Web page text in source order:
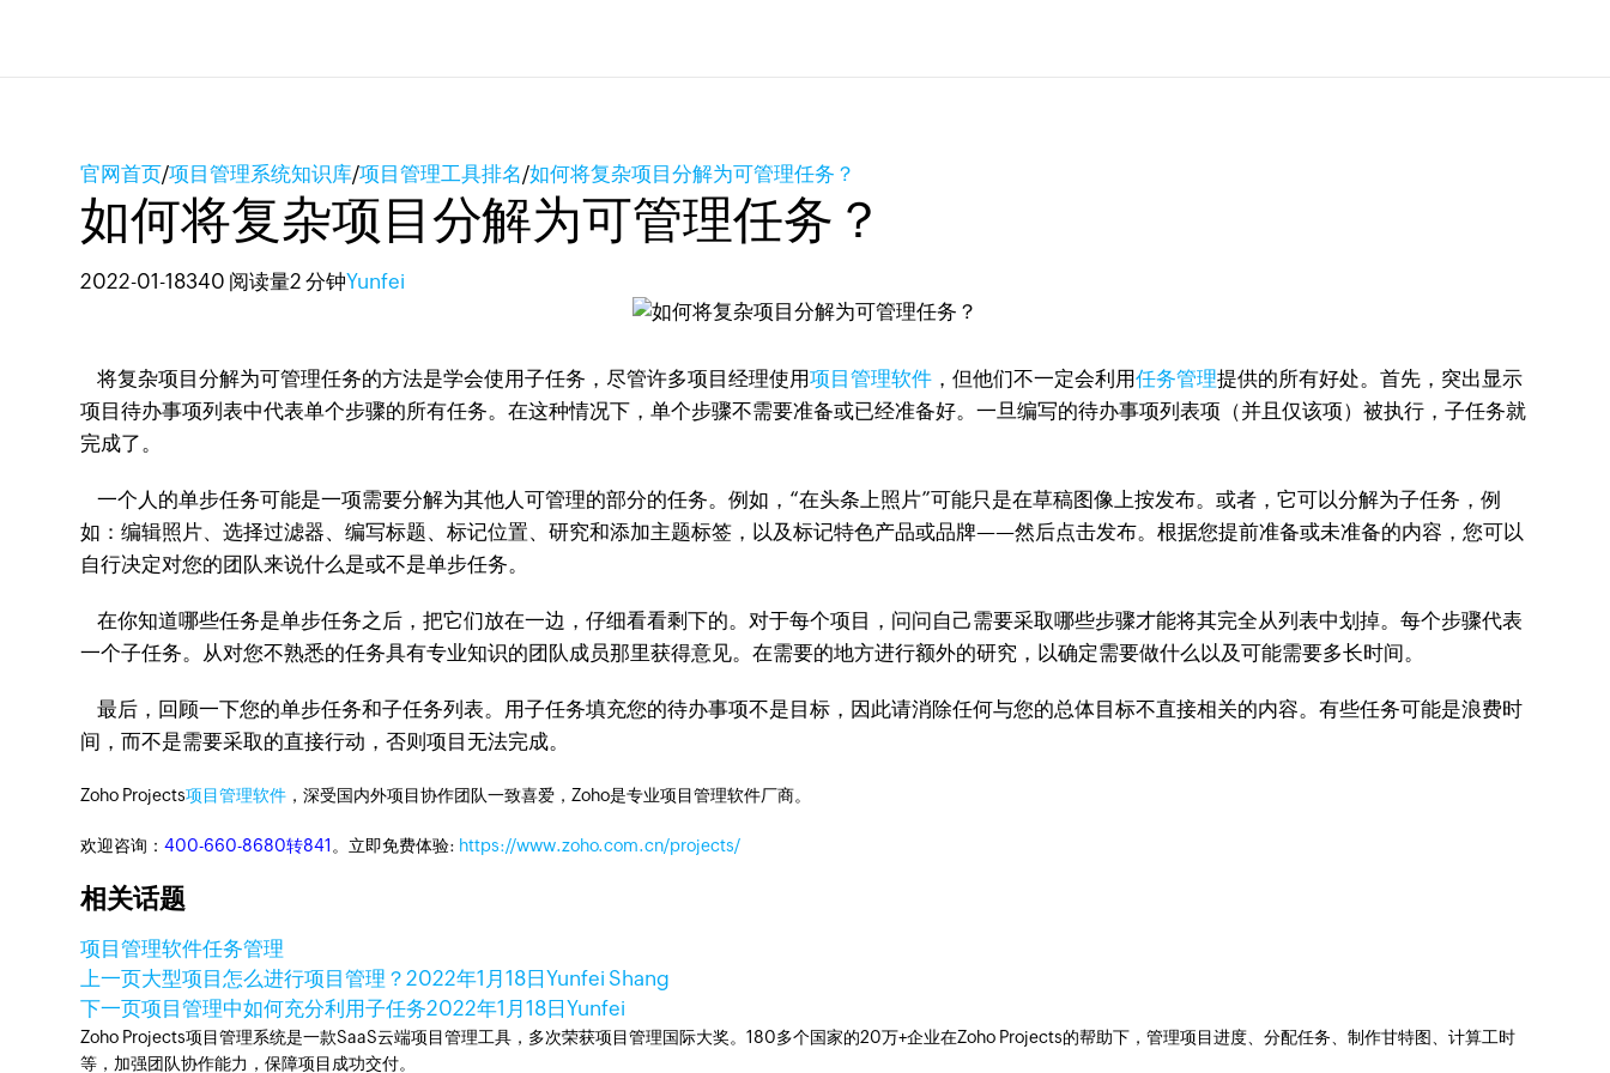
官网首页/项目管理系统知识库/项目管理工具排名/如何将复杂项目分解为可管理任务？
如何将复杂项目分解为可管理任务？
2022-01-18340 阅读量2 分钟Yunfei
将复杂项目分解为可管理任务的方法是学会使用子任务，尽管许多项目经理使用项目管理软件 ，但他们不一定会利用任务管理提供的所有好处。首先，突出显示
项目待办事项列表中代表单个步骤的所有任务。在这种情况下，单个步骤不需要准备或已经准备好。一旦编写的待办事项列表项（并且仅该项）被执行，子任务就
完成了。
一个人的单步任务可能是一项需要分解为其他人可管理的部分的任务。例如，“在头条上照片”可能只是在草稿图像上按发布。或者，它可以分解为子任务，例
如：编辑照片、选择过滤器、编写标题、标记位置、研究和添加主题标签，以及标记特色产品或品牌——然后点击发布。根据您提前准备或未准备的内容，您可以
自行决定对您的团队来说什么是或不是单步任务。
在你知道哪些任务是单步任务之后，把它们放在一边，仔细看看剩下的。对于每个项目，问问自己需要采取哪些步骤才能将其完全从列表中划掉。每个步骤代表
一个子任务。从对您不熟悉的任务具有专业知识的团队成员那里获得意见。在需要的地方进行额外的研究，以确定需要做什么以及可能需要多长时间。
最后，回顾一下您的单步任务和子任务列表。用子任务填充您的待办事项不是目标，因此请消除任何与您的总体目标不直接相关的内容。有些任务可能是浪费时
间，而不是需要采取的直接行动，否则项目无法完成。
Zoho Projects项目管理软件 ，深受国内外项目协作团队一致喜爱，Zoho是专业项目管理软件厂商。
欢迎咨询：400-660-8680转841 。立即免费体验: https://www.zoho.com.cn/projects/
相关话题
项目管理软件任务管理
上一页大型项目怎么进行项目管理？2022年1月18日Yunfei Shang
下一页项目管理中如何充分利用子任务2022年1月18日Yunfei
Zoho Projects项目管理系统是一款SaaS云端项目管理工具，多次荣获项目管理国际大奖。180多个国家的20万+企业在Zoho Projects的帮助下，管理项目进度、分配任务、制作甘特图、计算工时
等，加强团队协作能力，保障项目成功交付。